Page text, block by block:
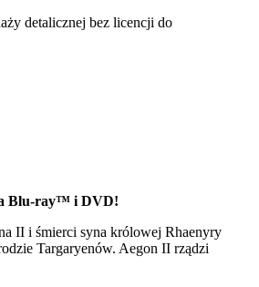
detalicznej bez licencji do
Blu-ray™ i DVD!
II i śmierci syna królowej Rhaenyry
Targaryenów. Aegon II rządzi